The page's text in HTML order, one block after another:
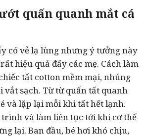
quấn quanh mắt cá
có vẻ lạ lùng nhưng ý tưởng này
hiệu quả đấy các mẹ. Cách làm
tất cotton mềm mại, nhúng
vắt sạch. Từ từ quấn tất quanh
và lặp lại mỗi khi tất hết lạnh.
và làm liên tục tới khi cơ thể
lại. Ban đầu, bé hơi khó chịu,